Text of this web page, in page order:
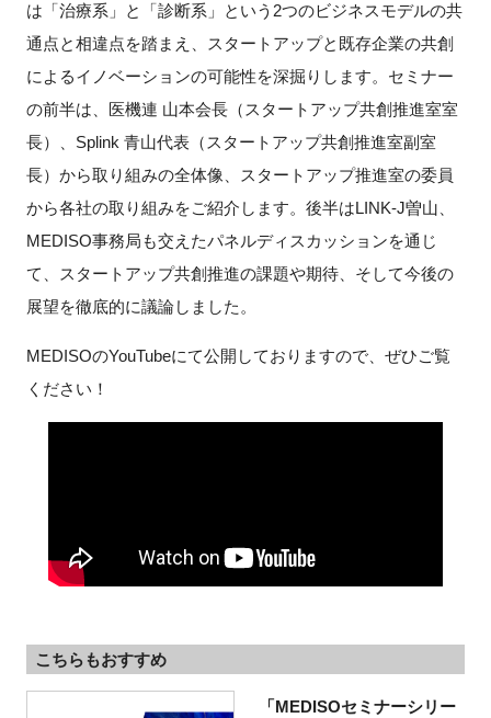
閉じる
は「治療系」と「診断系」という2つのビジネスモデルの共
通点と相違点を踏まえ、スタートアップと既存企業の共創
によるイノベーションの可能性を深掘りします。セミナー
の前半は、医機連 山本会長（スタートアップ共創推進室室
長）、Splink 青山代表（スタートアップ共創推進室副室
長）から取り組みの全体像、スタートアップ推進室の委員
から各社の取り組みをご紹介します。後半はLINK-J曽山、
MEDISO事務局も交えたパネルディスカッションを通じ
て、スタートアップ共創推進の課題や期待、そして今後の
展望を徹底的に議論しました。
MEDISOのYouTubeにて公開しておりますので、ぜひご覧
ください！
こちらもおすすめ
「MEDISOセミナーシリー